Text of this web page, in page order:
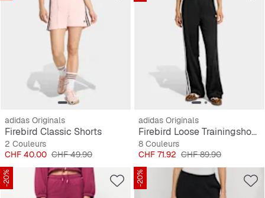
adidas Originals
Firebird Classic Shorts
2 Couleurs
Prix
CHF 40.00 Prix original
CHF 49.90
adidas Originals
Firebird Loose Trainingshose
8 Couleurs
Prix
CHF 71.92 Prix original
CHF 89.90
-20% -20%